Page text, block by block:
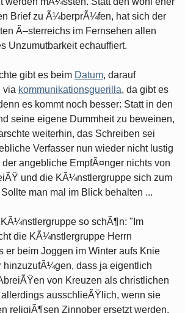
Brief zu Ã¼berprÃ¼fen, hat sich der
Ã–sterreichs im Fernsehen allen
Unzumutbarkeit echauffiert.
gibt es beim Datum, darauf
via kommunikationsguerilla, da gibt es
es kommt noch besser: Statt in den
seine eigene Dummheit zu beweinen,
weiterhin, das Schreiben sei
Verfasser nun wieder nicht lustig
angebliche EmpfÃ¤nger nichts von
und die KÃ¼nstlergruppe sich zum
man mal im Blick behalten ...
so schÃ¶n: "Im
die KÃ¼nstlergruppe Herrn
er beim Joggen im Winter aufs Knie
hinzuzufÃ¼gen, dass ja eigentlich
von Kreuzen als christlichen
ausschlieÃŸlich, wenn sie
religiÃ¶sen Zinnober ersetzt werden.